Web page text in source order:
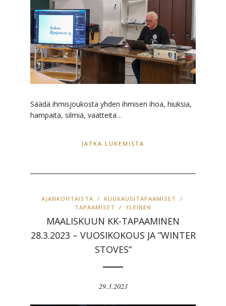
Säädä ihmisjoukosta yhden ihmisen ihoa, hiuksia,
hampaita, silmiä, vaatteita…
JATKA LUKEMISTA
AJANKOHTAISTA / KUUKAUSITAPAAMISET
/
TAPAAMISET
/ YLEINEN
MAALISKUUN KK-TAPAAMINEN
28.3.2023 – VUOSIKOKOUS JA ”WINTER
STOVES”
29.3.2023